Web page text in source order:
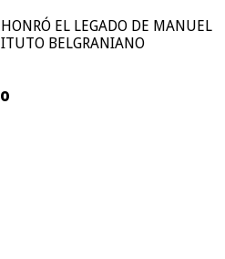
EL LEGADO DE MANUEL
BELGRANIANO